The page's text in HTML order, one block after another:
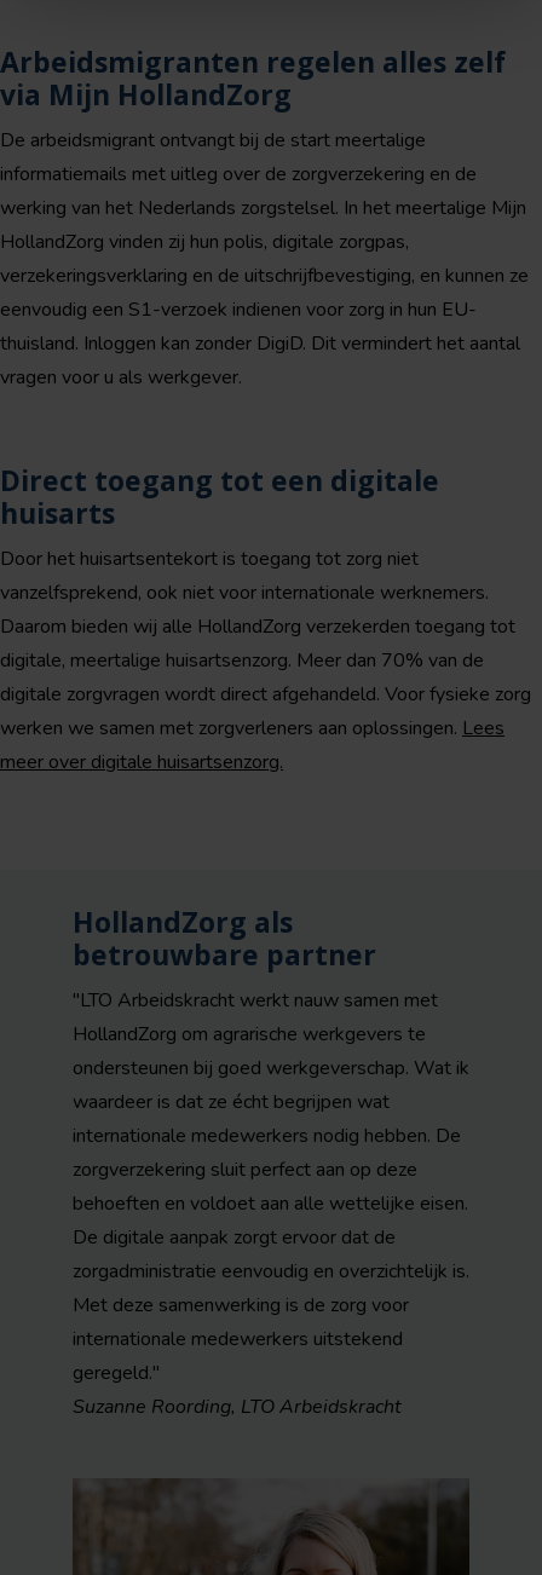
Arbeidsmigranten regelen alles zelf
via Mijn HollandZorg
De arbeidsmigrant ontvangt bij de start meertalige
informatiemails met uitleg over de zorgverzekering en de
werking van het Nederlands zorgstelsel. In het meertalige Mijn
HollandZorg vinden zij hun polis, digitale zorgpas,
verzekeringsverklaring en de uitschrijfbevestiging, en kunnen ze
eenvoudig een S1-verzoek indienen voor zorg in hun EU-
thuisland. Inloggen kan zonder DigiD. Dit vermindert het aantal
vragen voor u als werkgever.
Direct toegang tot een digitale
huisarts
Door het huisartsentekort is toegang tot zorg niet
vanzelfsprekend, ook niet voor internationale werknemers.
Daarom bieden wij alle HollandZorg verzekerden toegang tot
digitale, meertalige huisartsenzorg. Meer dan 70% van de
digitale zorgvragen wordt direct afgehandeld. Voor fysieke zorg
werken we samen met zorgverleners aan oplossingen. Lees
meer over digitale huisartsenzorg.
HollandZorg als
betrouwbare partner
"LTO Arbeidskracht werkt nauw samen met
HollandZorg om agrarische werkgevers te
ondersteunen bij goed werkgeverschap. Wat ik
waardeer is dat ze écht begrijpen wat
internationale medewerkers nodig hebben. De
zorgverzekering sluit perfect aan op deze
behoeften en voldoet aan alle wettelijke eisen.
De digitale aanpak zorgt ervoor dat de
zorgadministratie eenvoudig en overzichtelijk is.
Met deze samenwerking is de zorg voor
internationale medewerkers uitstekend
geregeld."
Suzanne Roording, LTO Arbeidskracht